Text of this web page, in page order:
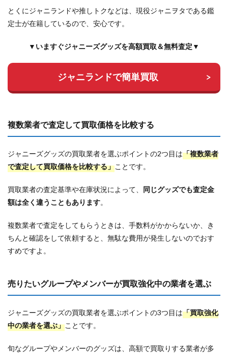
とくにジャニランドや推しトクなどは、現役ジャニヲタである鑑
定士が在籍しているので、安心です。
▼いますぐジャニーズグッズを高額買取＆無料査定▼
ジャニランドで簡単買取
複数業者で査定して買取価格を比較する
ジャニーズグッズの買取業者を選ぶポイントの2つ目は「複数業者
で査定して買取価格を比較する」ことです。
買取業者の査定基準や在庫状況によって、 同じグッズでも査定金
額は全く違うこともあります。
複数業者で査定をしてもらうときは、手数料がかからないか、き
ちんと確認をして依頼すると、無駄な費用が発生しないのでおす
すめですよ。
売りたいグループやメンバーが買取強化中の業者を選ぶ
ジャニーズグッズの買取業者を選ぶポイントの3つ目は「買取強化
中の業者を選ぶ」ことです。
旬なグループやメンバーのグッズは、高額で買取りする業者が多